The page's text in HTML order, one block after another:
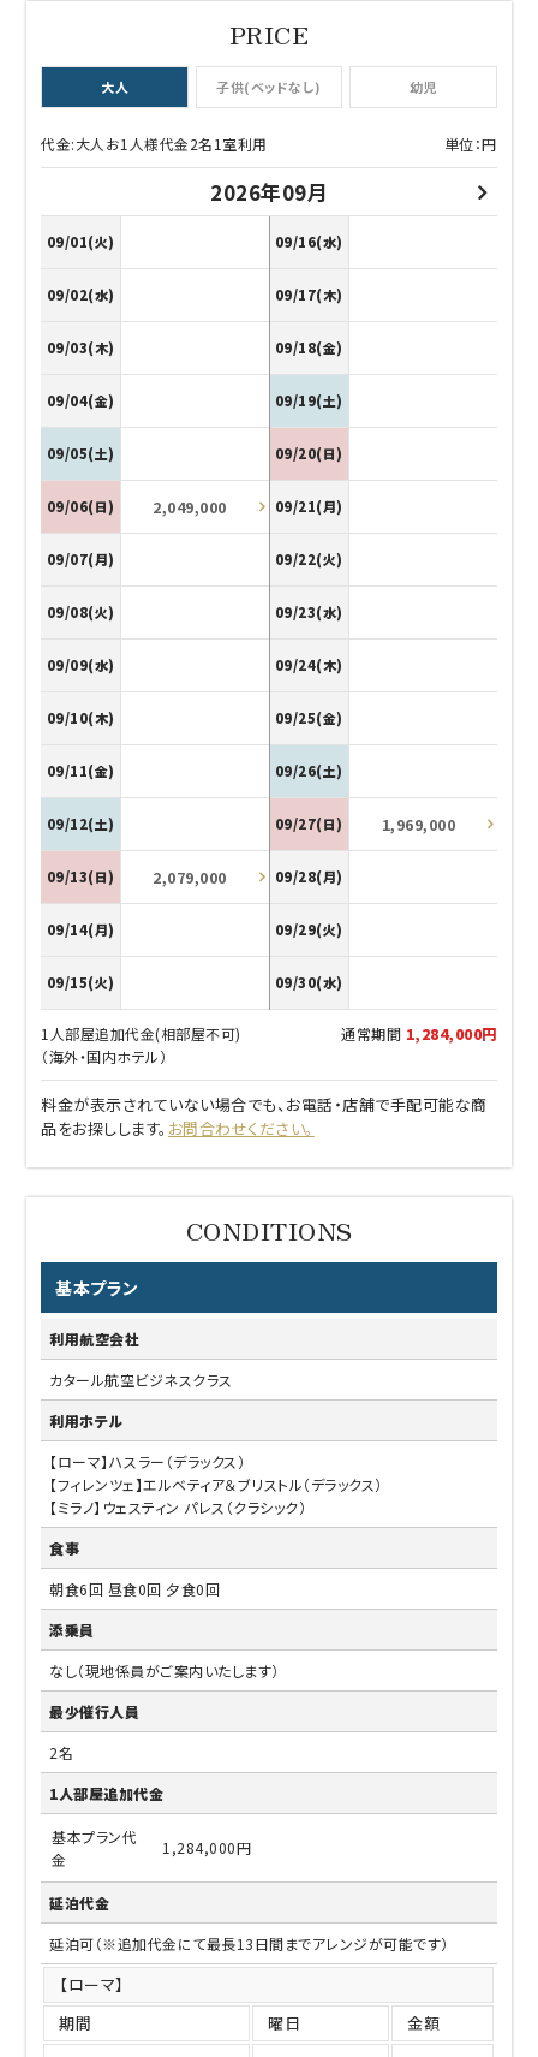
基本プラン
利用航空会社
カタール航空ビジネスクラス
利用ホテル
【ローマ】ハスラー（デラックス）
【フィレンツェ】エルベティア＆ブリストル（デラックス）
【ミラノ】ウェスティン パレス（クラシック）
食事
朝食6回 昼食0回 夕食0回
添乗員
なし（現地係員がご案内いたします）
最少催行人員
2名
1人部屋追加代金
基本プラン代
金
1,284,000円
延泊代金
延泊可（※追加代金にて最長13日間までアレンジが可能です）
【ローマ】
期間
曜日
金額
大人 子供(ベッドなし) 幼児
代金:大人お1人様代金2名1室利用 単位：円
2026年09月
09/01(火)
09/02(水)
09/03(木)
09/04(金)
09/05(土)
09/06(日) 2,049,000
09/07(月)
09/08(火)
09/09(水)
09/10(木)
09/11(金)
09/12(土)
09/13(日) 2,079,000
09/14(月)
09/15(火)
09/16(水)
09/17(木)
09/18(金)
09/19(土)
09/20(日)
09/21(月)
09/22(火)
09/23(水)
09/24(木)
09/25(金)
09/26(土)
09/27(日) 1,969,000
09/28(月)
09/29(火)
09/30(水)
1人部屋追加代金(相部屋不可)
（海外・国内ホテル）
通常期間 1,284,000円
料金が表示されていない場合でも、お電話・店舗で手配可能な商
品をお探しします。 お問合わせください。